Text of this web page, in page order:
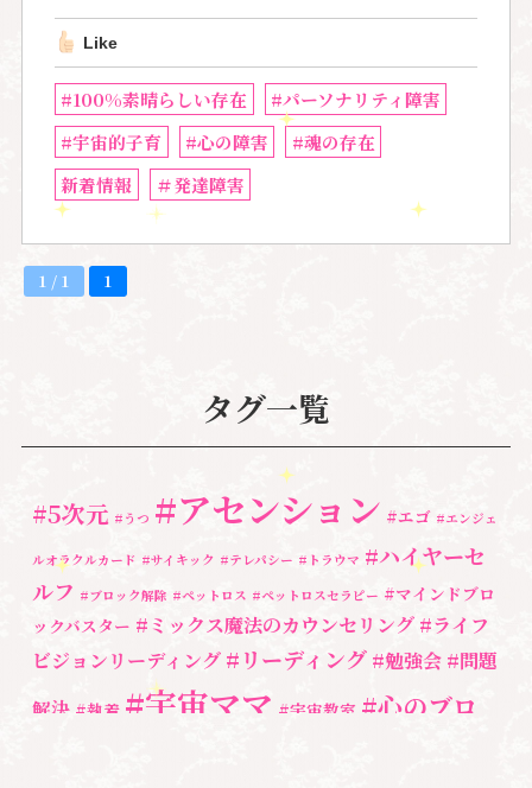
Like
#100%素晴らしい存在
#パーソナリティ障害
#宇宙的子育
#心の障害
#魂の存在
新着情報
＃発達障害
1 / 1 1
タグ一覧
#5次元 #うつ #アセンション #エゴ #エンジェ
ルオラクルカード #サイキック #テレパシー #トラウマ #ハイヤーセ
ルフ #ブロック解除 #ペットロス #ペットロスセラピー #マインドブロ
ックバスター #ミックス魔法のカウンセリング #ライフ
ビジョンリーディング #リーディング #勉強会 #問題
解決 #執着 #宇宙ママ #宇宙教室 #心のブロ